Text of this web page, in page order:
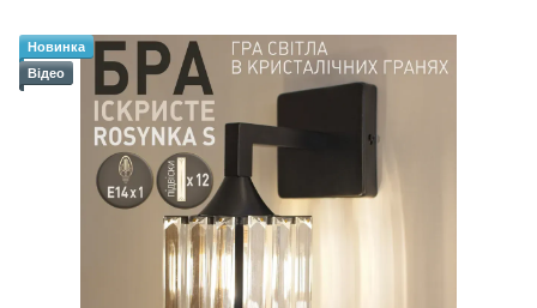
Новинка
Відео